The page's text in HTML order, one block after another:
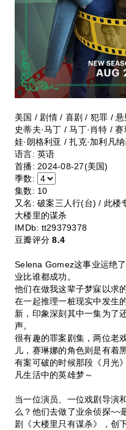
美国 / 剧情 / 喜剧 / 犯罪 / 悬
史蒂夫·马丁 / 马丁·肖特 /
娃·朗格利亚 / 扎克·加利凡
语言:英语
首播:2024-08-27(美国)
季数:
集数: 10
又名:破案三人行(台) / 此楼
大楼里的谋杀
IMDb: tt29379378
豆瓣评分8.4
Selena Gomez这事业运绝
业比谁都成功。
他们在做我这辈子梦寐以求
在一起推理一桩现实中发生
新，印象深刻其中一集为了
声。
很有趣的罪案剧集，两位老
儿，赛琳娜的角色则是有着
有案可破的时候那段《月光
凡生活中的英雄梦～
当一位演员、一位戏剧导演
么？他们去做了业余侦探~~
剧《大楼里只有谋杀》，创